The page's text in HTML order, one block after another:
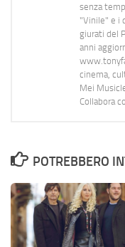
senza
"Vinile" e i
giurati del
anni
cinema,
Mei
Collabora
POTREBBERO